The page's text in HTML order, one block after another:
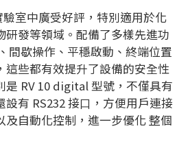
室中廣受好評，特別適⽤於化
研發等領域。配備了多樣先進功
間歇操作、平穩啟動、終端位置
這些都有效提升了設備的安全性
是 RV 10 digital 型號，不僅具有
有 RS232 接⼝，⽅便⽤戶連接
及⾃動化控制，進⼀步優化 整個